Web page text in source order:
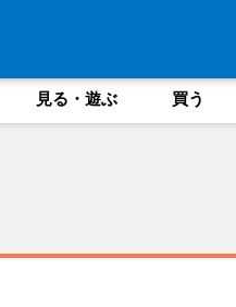
見る・遊ぶ 買う